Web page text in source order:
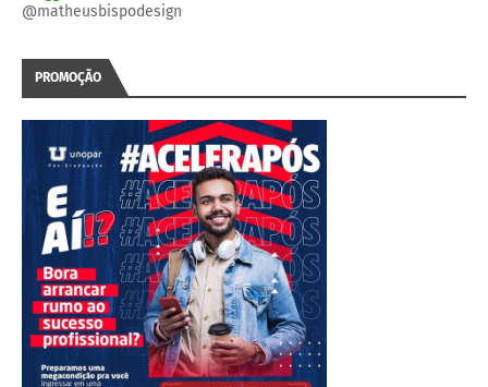
@matheusbispodesign
PROMOÇÃO